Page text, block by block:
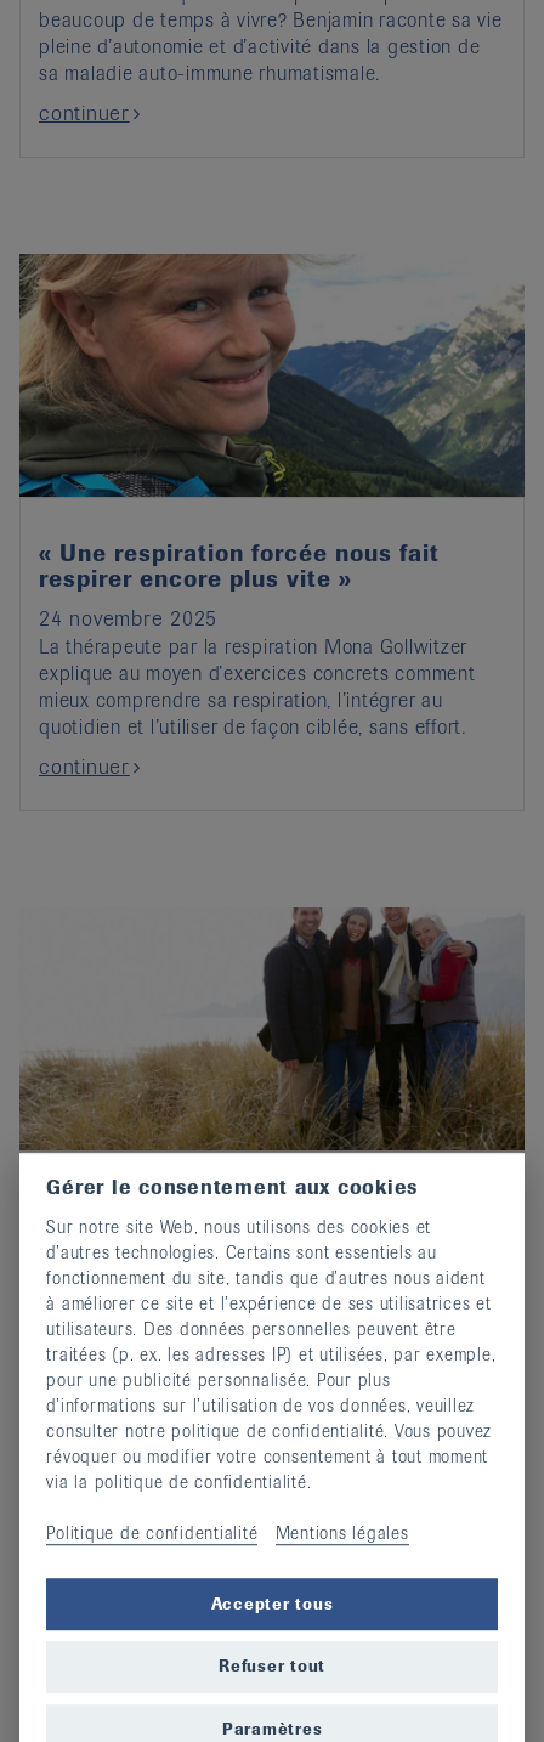
beaucoup de temps à vivre? Benjamin raconte sa vie
pleine d’autonomie et d’activité dans la gestion de
sa maladie auto-immune rhumatismale.
continuer
« Une respiration forcée nous fait
respirer encore plus vite »
24 novembre 2025
La thérapeute par la respiration Mona Gollwitzer
explique au moyen d’exercices concrets comment
mieux comprendre sa respiration, l’intégrer au
quotidien et l’utiliser de façon ciblée, sans effort.
continuer
maintenant !
02 octobre 2025
Invitation au concours d'écriture de EULAR.
continuer
Gérer le consentement aux cookies
Sur notre site Web, nous utilisons des cookies et
d’autres technologies. Certains sont essentiels au
fonctionnement du site, tandis que d’autres nous aident
à améliorer ce site et l’expérience de ses utilisatrices et
utilisateurs. Des données personnelles peuvent être
traitées (p. ex. les adresses IP) et utilisées, par exemple,
pour une publicité personnalisée. Pour plus
d’informations sur l’utilisation de vos données, veuillez
consulter notre politique de confidentialité. Vous pouvez
révoquer ou modifier votre consentement à tout moment
via la politique de confidentialité.
Politique de confidentialité Mentions légales
Accepter tous
Refuser tout
Paramètres